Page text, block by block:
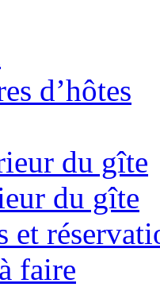
d’hôtes
du gîte
du gîte
et
faire